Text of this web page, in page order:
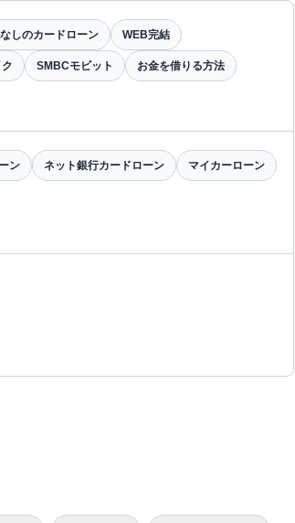
しのカードローン WEB完結
SMBCモビット お金を借りる方法
ン ネット銀行カードローン マイカーローン